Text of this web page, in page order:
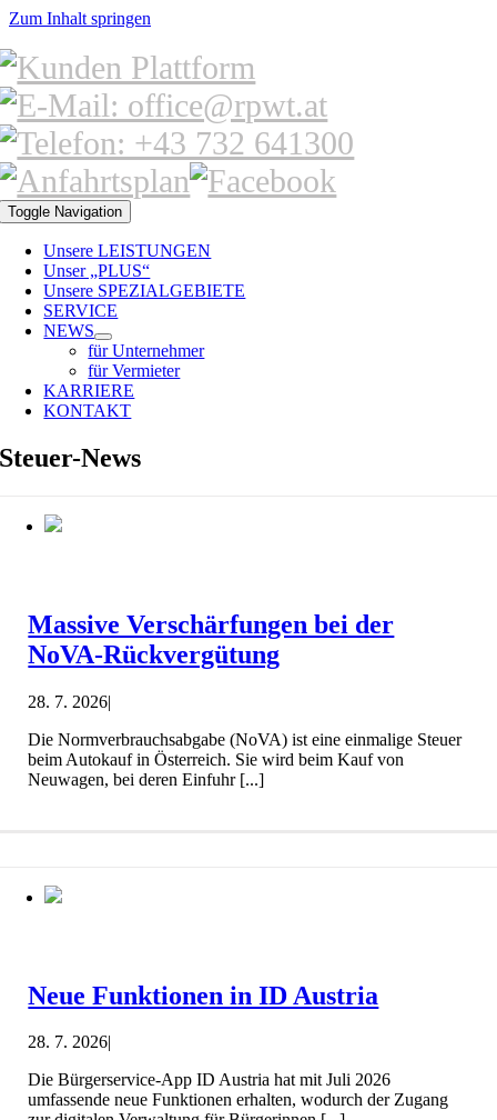
Zum Inhalt springen
Toggle Navigation
Unsere LEISTUNGEN
Unser „PLUS“
Unsere SPEZIALGEBIETE
SERVICE
NEWS
für Unternehmer
für Vermieter
KARRIERE
KONTAKT
Steuer-News
Massive Verschärfungen bei der
NoVA-Rückvergütung
28. 7. 2026|
Die Normverbrauchsabgabe (NoVA) ist eine einmalige Steuer
beim Autokauf in Österreich. Sie wird beim Kauf von
Neuwagen, bei deren Einfuhr [...]
Neue Funktionen in ID Austria
28. 7. 2026|
Die Bürgerservice-App ID Austria hat mit Juli 2026
umfassende neue Funktionen erhalten, wodurch der Zugang